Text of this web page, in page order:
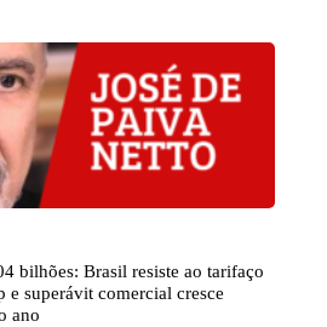
bilhões: Brasil resiste ao tarifaço
e superávit comercial cresce
ano